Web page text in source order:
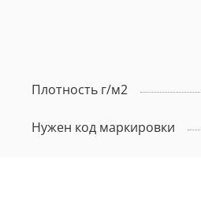
Плотность г/м2
Нужен код маркировки